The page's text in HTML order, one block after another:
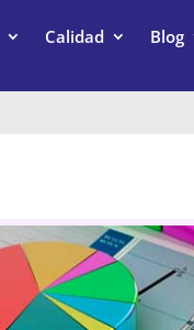
Calidad Blog